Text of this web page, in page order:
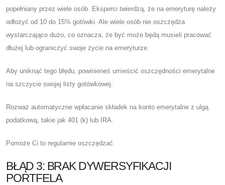
popełniany przez wiele osób. Eksperci twierdzą, że na emeryturę należy
odłożyć od 10 do 15% gotówki. Ale wiele osób nie oszczędza
wystarczająco dużo, co oznacza, że ​​być może będą musieli pracować
dłużej lub ograniczyć swoje życie na emeryturze.
Aby uniknąć tego błędu, powinieneś umieścić oszczędności emerytalne
na szczycie swojej listy gotówkowej.
Rozważ automatyczne wpłacanie składek na konto emerytalne z ulgą
podatkową, takie jak 401 (k) lub IRA.
Pomoże Ci to regularnie oszczędzać.
BŁĄD 3: BRAK DYWERSYFIKACJI
PORTFELA